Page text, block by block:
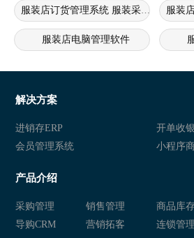
服装店订货管理系统 服装采购订货软件
服装
服装店电脑管理软件
服装店零售会员系统
解决方案
进销存ERP
开单收
会员管理系统
小程序
产品介绍
采购管理 销售管理 商品库
导购CRM
营销拓客 连锁管理